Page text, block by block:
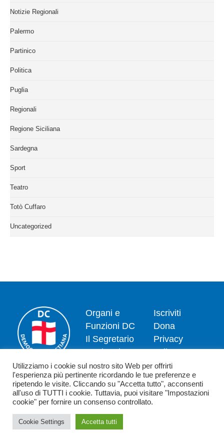
Notizie Regionali
Palermo
Partinico
Politica
Puglia
Regionali
Regione Siciliana
Sardegna
Sport
Teatro
Totò Cuffaro
Uncategorized
Organi e
Funzioni DC
Il Segretario
Nazionale
Dipartimenti
News
Contatti
Iscriviti
Dona
Privacy
policy
Politica dei
cookie
Copyright 2026 - Democrazia Cristiana - Piazzale Luigi Sturzo,15 - 00144
Utilizziamo i cookie sul nostro sito Web per offrirti
l'esperienza più pertinente ricordando le tue preferenze e
ripetendo le visite. Cliccando su "Accetta tutto", acconsenti
all'uso di TUTTI i cookie. Tuttavia, puoi visitare "Impostazioni
cookie" per fornire un consenso controllato.
Cookie Settings Accetta tutti